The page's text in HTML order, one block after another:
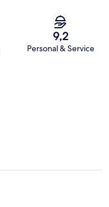
9,2
Personal & Service